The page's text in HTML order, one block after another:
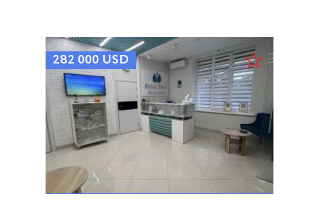
282 000 USD